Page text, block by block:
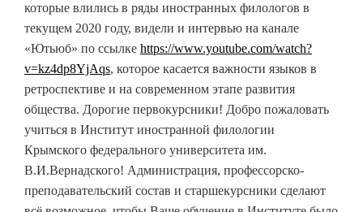
которые влились в ряды иностранных филологов в
текущем 2020 году, видели и интервью на канале
«Ютьюб» по ссылке https://www.youtube.com/watch?
v=kz4dp8YjAqs, которое касается важности языков в
ретроспективе и на современном этапе развития
общества. Дорогие первокурсники! Добро пожаловать
учиться в Институт иностранной филологии
Крымского федерального университета им.
В.И.Вернадского! Администрация, профессорско-
преподавательский состав и старшекурсники сделают